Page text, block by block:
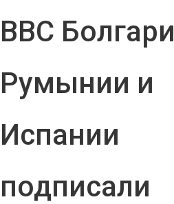
ВВС
Румынии и
Испании
подписали